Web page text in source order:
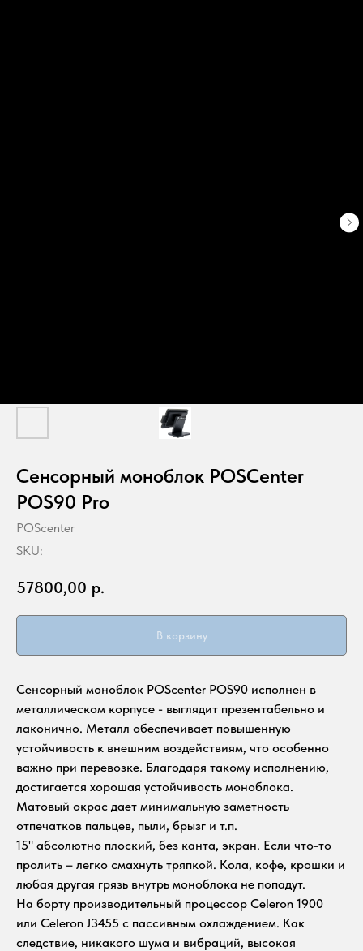
Сенсорный моноблок POSCenter
POS90 Pro
POScenter
SKU:
57800,00 р.
В корзину
Сенсорный моноблок POScenter POS90 исполнен в
металлическом корпусе - выглядит презентабельно и
лаконично. Металл обеспечивает повышенную
устойчивость к внешним воздействиям, что особенно
важно при перевозке. Благодаря такому исполнению,
достигается хорошая устойчивость моноблока.
Матовый окрас дает минимальную заметность
отпечатков пальцев, пыли, брызг и т.п.
15" абсолютно плоский, без канта, экран. Если что-то
пролить – легко смахнуть тряпкой. Кола, кофе, крошки и
любая другая грязь внутрь моноблока не попадут.
На борту производительный процессор Celeron 1900
или Celeron J3455 с пассивным охлаждением. Как
следствие, никакого шума и вибраций, высокая